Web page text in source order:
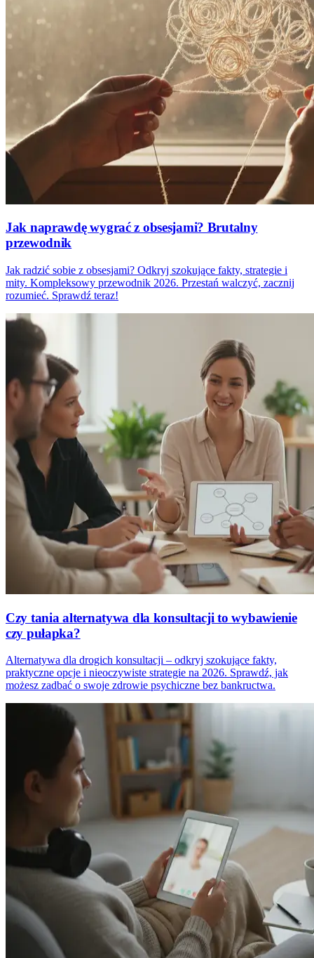
Jak naprawdę wygrać z obsesjami? Brutalny
przewodnik
Jak radzić sobie z obsesjami? Odkryj szokujące fakty, strategie i
mity. Kompleksowy przewodnik 2026. Przestań walczyć, zacznij
rozumieć. Sprawdź teraz!
Czy tania alternatywa dla konsultacji to wybawienie
czy pułapka?
Alternatywa dla drogich konsultacji – odkryj szokujące fakty,
praktyczne opcje i nieoczywiste strategie na 2026. Sprawdź, jak
możesz zadbać o swoje zdrowie psychiczne bez bankructwa.